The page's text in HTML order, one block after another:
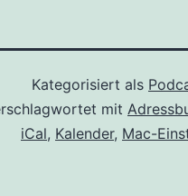
Kategorisiert als
mit
iCal, Kalender, Mac-